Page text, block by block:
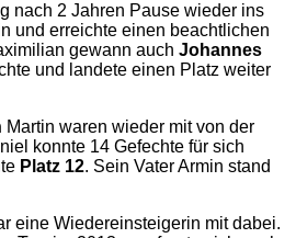
nach 2 Jahren Pause wieder ins
und erreichte einen beachtlichen
gewann auch Johannes
und landete einen Platz weiter
Martin waren wieder mit von der
konnte 14 Gefechte für sich
Platz 12. Sein Vater Armin stand
eine Wiedereinsteigerin mit dabei.